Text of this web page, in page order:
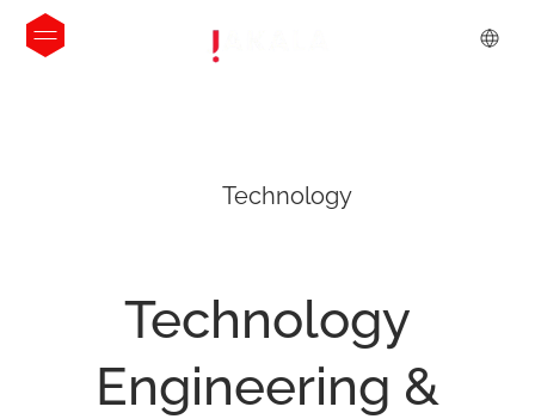
Technology
Technology
Engineering &